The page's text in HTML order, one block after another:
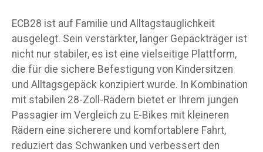
ECB28 ist auf Familie und Alltagstauglichkeit
ausgelegt. Sein verstärkter, langer Gepäckträger ist
nicht nur stabiler, es ist eine vielseitige Plattform,
die für die sichere Befestigung von Kindersitzen
und Alltagsgepäck konzipiert wurde. In Kombination
mit stabilen 28-Zoll-Rädern bietet er Ihrem jungen
Passagier im Vergleich zu E-Bikes mit kleineren
Rädern eine sicherere und komfortablere Fahrt,
reduziert das Schwanken und verbessert den